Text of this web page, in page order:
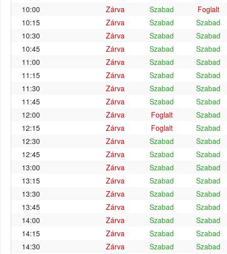
10:00
Zárva Szabad
Foglalt
10:15
Zárva Szabad
Szabad
10:30
Zárva Szabad
Szabad
10:45
Zárva Szabad
Szabad
11:00
Zárva Szabad
Szabad
11:15
Zárva Szabad
Szabad
11:30
Zárva Szabad
Szabad
11:45
Zárva Szabad
Szabad
12:00
Zárva Foglalt
Szabad
12:15
Zárva Foglalt
Szabad
12:30
Zárva Szabad
Szabad
12:45
Zárva Szabad
Szabad
13:00
Zárva Szabad
Szabad
13:15
Zárva Szabad
Szabad
13:30
Zárva Szabad
Szabad
13:45
Zárva Szabad
Szabad
14:00
Zárva Szabad
Szabad
14:15
Zárva Szabad
Szabad
14:30
Zárva Szabad
Szabad